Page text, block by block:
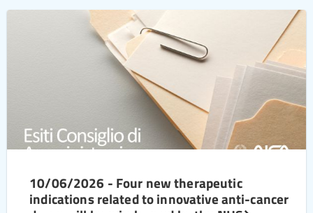
10/06/2026 - Four new therapeutic
indications related to innovative anti-cancer